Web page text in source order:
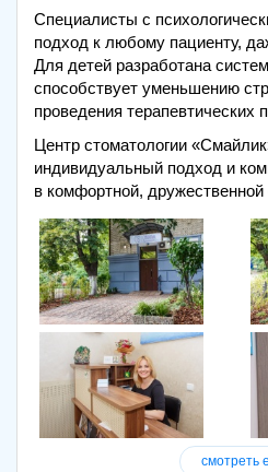
Специалисты с
подход к любому пациенту,
Для детей разработана
способствует уменьшению
проведения терапевтических
Центр стоматологии
индивидуальный подход и
в комфортной, дружественной
смотреть